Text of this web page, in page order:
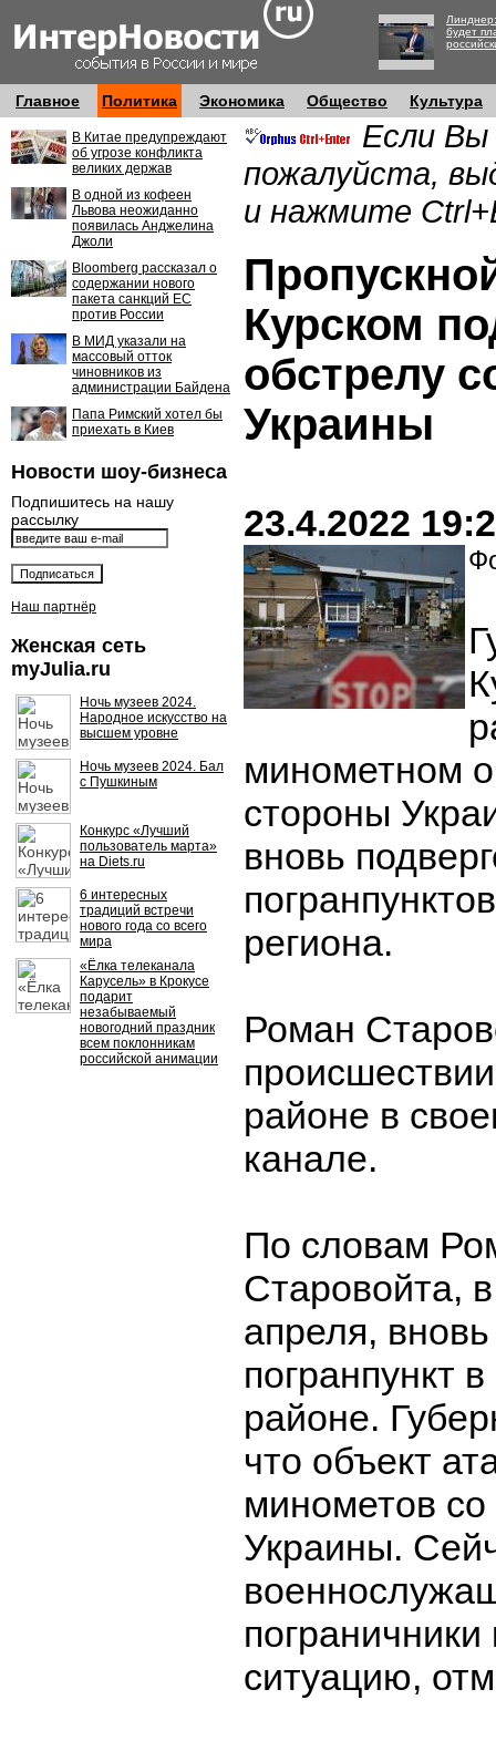
будет
Главное Политика Экономика Общество Культура
В Китае предупреждают
об угрозе конфликта
великих держав
В одной из кофеен
Львова неожиданно
появилась Анджелина
Джоли
Bloomberg рассказал о
содержании нового
пакета санкций ЕС
против России
В МИД указали на
массовый отток
чиновников из
администрации Байдена
Папа Римский хотел бы
приехать в Киев
Новости шоу-бизнеса
Подпишитесь на нашу
рассылку
Наш партнёр
Женская сеть
myJulia.ru
Ночь музеев 2024.
Народное искусство на
высшем уровне
Ночь музеев 2024. Бал
с Пушкиным
Конкурс «Лучший
пользователь марта»
на Diets.ru
6 интересных
традиций встречи
нового года со всего
мира
«Ёлка телеканала
Карусель» в Крокусе
подарит
незабываемый
новогодний праздник
всем поклонникам
российской анимации
Если Вы
пожалуйста,
и нажмите
Курском
обстрелу
Украины
23.4.2022
минометном
стороны
вновь
региона.
Роман
районе в
канале.
По словам
Старовойта,
апреля,
погранпункт
районе.
что объект
минометов
Украины.
ситуацию,